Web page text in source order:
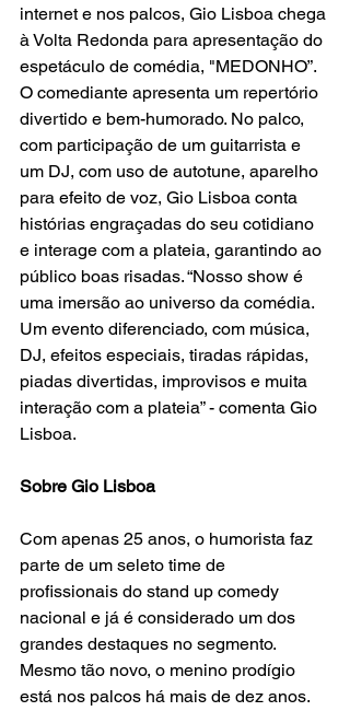
internet e nos palcos, Gio Lisboa chega
à Volta Redonda para apresentação do
espetáculo de comédia, "MEDONHO”.
O comediante apresenta um repertório
divertido e bem-humorado. No palco,
com participação de um guitarrista e
um DJ, com uso de autotune, aparelho
para efeito de voz, Gio Lisboa conta
histórias engraçadas do seu cotidiano
e interage com a plateia, garantindo ao
público boas risadas. “Nosso show é
uma imersão ao universo da comédia.
Um evento diferenciado, com música,
DJ, efeitos especiais, tiradas rápidas,
piadas divertidas, improvisos e muita
interação com a plateia” - comenta Gio
Lisboa.
Sobre Gio Lisboa
Com apenas 25 anos, o humorista faz
parte de um seleto time de
profissionais do stand up comedy
nacional e já é considerado um dos
grandes destaques no segmento.
Mesmo tão novo, o menino prodígio
está nos palcos há mais de dez anos.